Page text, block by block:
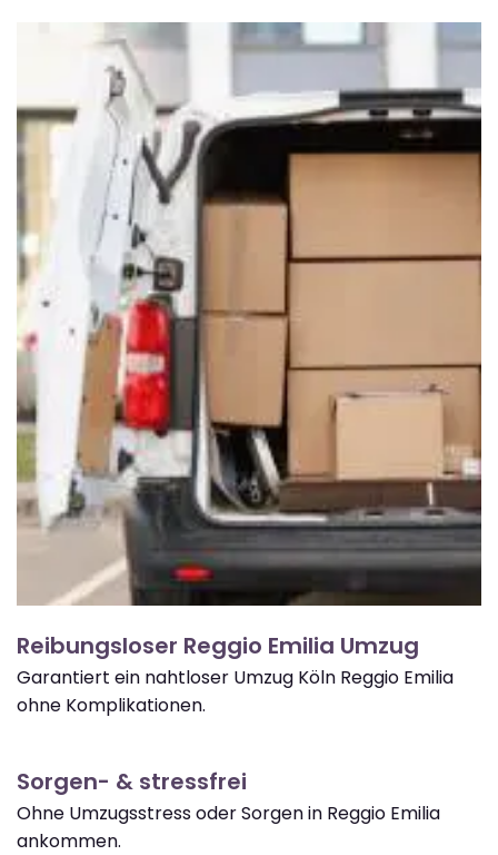
Reibungsloser Reggio Emilia Umzug
Garantiert ein nahtloser Umzug Köln Reggio Emilia
ohne Komplikationen.
Sorgen- & stressfrei
Ohne Umzugsstress oder Sorgen in Reggio Emilia
ankommen.